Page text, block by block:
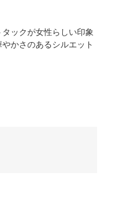
ックが女性らしい印象
かさのあるシルエット